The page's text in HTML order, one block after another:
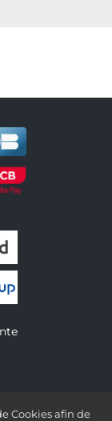
Cookies afin de